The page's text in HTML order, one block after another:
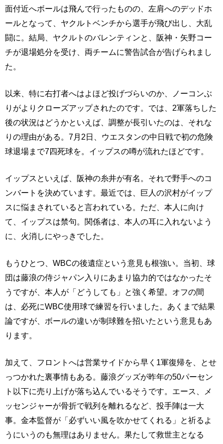
面付近へボールは飛んで行ったものの、左肩へのデッドホ
ールとなって、ヤクルトベンチから選手が飛び出し、大乱
闘に。結局、ヤクルトのバレンティンと、阪神・矢野コー
チが退場処分を受け、両チームに警告試合が告げられまし
た。
以来、特に右打者へはよほど投げづらいのか、ノーコンぶ
りがよりクローズアップされたのです。では、2軍落ちした
後の状況はどうかといえば、調整が長引いたのは、それな
りの理由がある。7月2日、ウエスタンの中日戦で初の危険
球退場まで7四死球を。イップスの噂が流れたほどです。
イップスといえば、阪神の糸井が有名。それで野手へのコ
ンバートを決めています。最近では、巨人の沢村がイップ
スに悩まされていると言われている。ただ、本人に向け
て、イップスは禁句。関係者は、本人の耳に入れないよう
に、火消しにやっきでした。
もうひとつ、WBCの後遺症という意見も根強い。当初、球
団は藤浪の侍ジャパン入りにあまり協力的ではなかったそ
うですが、本人が「どうしても」と強く希望。オフの間
は、必死にWBC使用球で練習を行いました。あくまで結果
論ですが、ボールの違いが制球難を招いたという意見もあ
ります。
加えて、フロントへは営業サイドから早く1軍復帰を、とせ
っつかれた裏事情もある。藤浪グッズが昨年の50パーセン
ト以下に売り上げが落ち込んでいるそうです。エース、メ
ッセンジャーが骨折で戦列を離れるなど、投手陣は一大
事。金本監督が「必ずいい風を吹かせてくれる」と祈るよ
うにいうのも無理はありません。果たして救世主となる